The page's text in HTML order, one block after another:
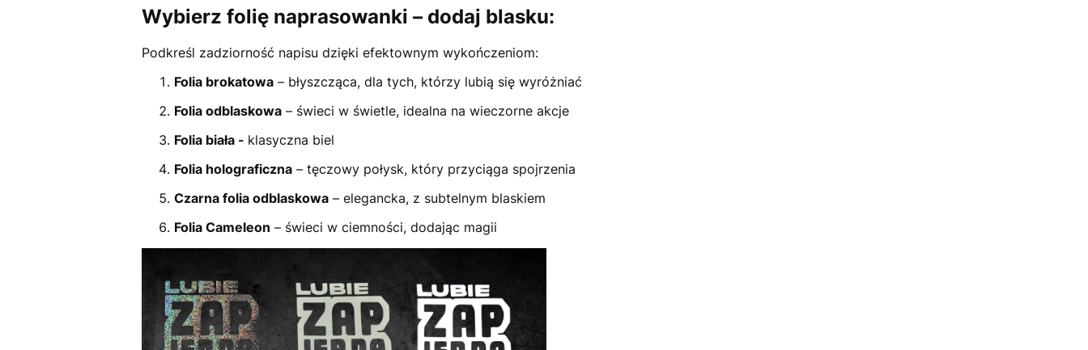
Wybierz folię naprasowanki – dodaj blasku:
Podkreśl zadziorność napisu dzięki efektownym wykończeniom:
Folia brokatowa– błyszcząca, dla tych, którzy lubią się wyróżniać
Folia odblaskowa– świeci w świetle, idealna na wieczorne akcje
Folia biała - klasyczna biel
Folia holograficzna– tęczowy połysk, który przyciąga spojrzenia
Czarna folia odblaskowa– elegancka, z subtelnym blaskiem
Folia Cameleon – świeci w ciemności, dodając magii